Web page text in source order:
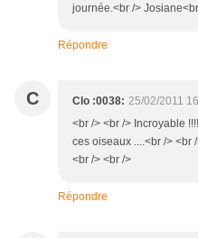
journée.<br />
Répondre
C Clo :0038: 25/02/2011
<br /> <br /> Incroyable
ces oiseaux ....<br /> <br
<br /> <br />
Répondre